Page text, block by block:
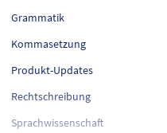
Grammatik
Kommasetzung
Produkt-Updates
Rechtschreibung
Sprachwissenschaft